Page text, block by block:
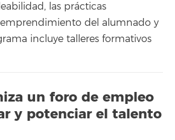
las prácticas
emprendimiento del alumnado y
incluye talleres formativos
un foro de empleo
y potenciar el talento